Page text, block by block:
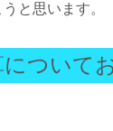
と思います。
について